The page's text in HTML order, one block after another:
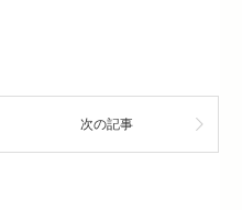
次の記事